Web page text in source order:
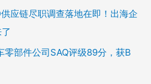
应链尽职调查落地在即！出海企
零部件公司SAQ评级89分，获B